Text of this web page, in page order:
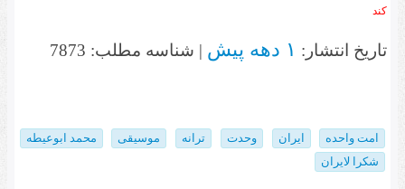
کند
تاریخ انتشار: ۱ دهه پیش | شناسه مطلب: 7873
امت واحده ایران وحدت ترانه موسیقی
محمد ابوعیطه
شکرا لایران